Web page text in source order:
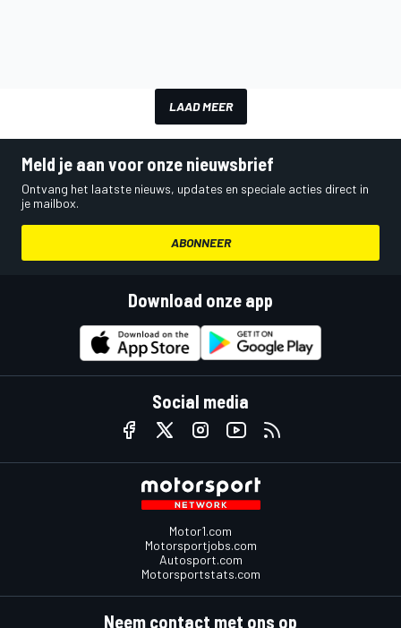
LAAD MEER
Meld je aan voor onze nieuwsbrief
Ontvang het laatste nieuws, updates en speciale acties direct in
je mailbox.
ABONNEER
Download onze app
Social media
Motor1.com
Motorsportjobs.com
Autosport.com
Motorsportstats.com
Neem contact met ons op